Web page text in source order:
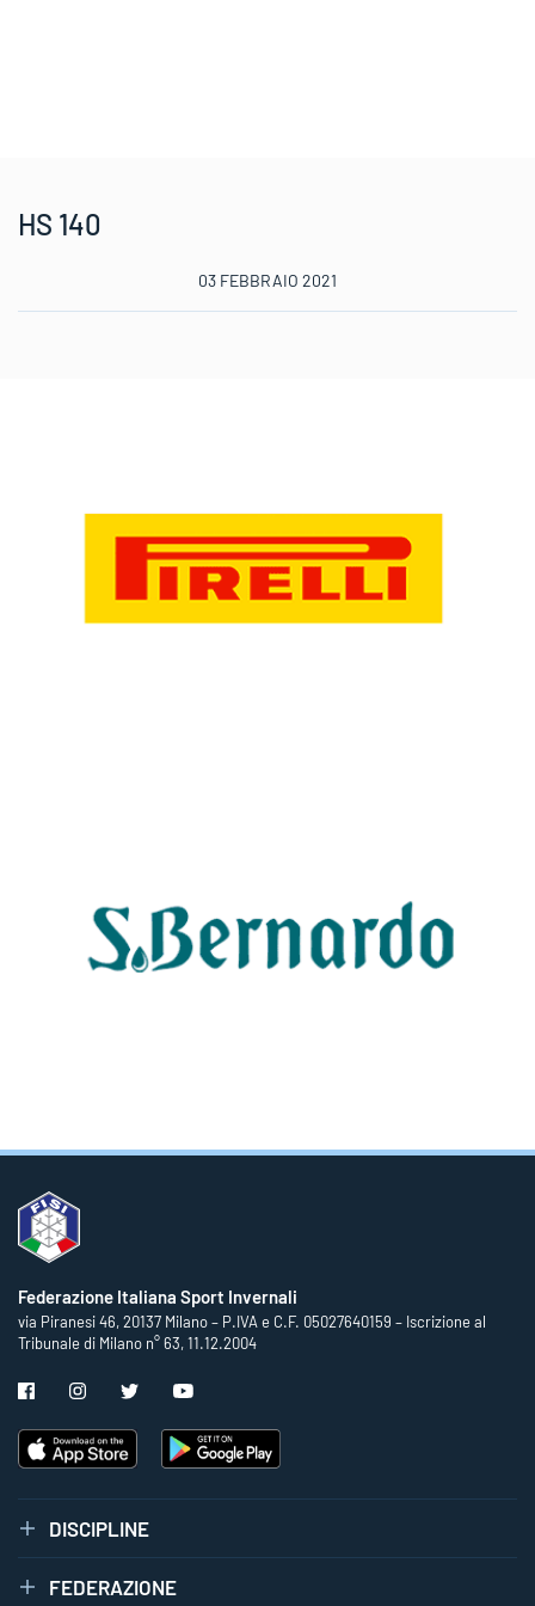
HS 140
03 FEBBRAIO 2021
Federazione Italiana Sport Invernali
via Piranesi 46, 20137 Milano – P.IVA e C.F. 05027640159 – Iscrizione al
Tribunale di Milano n° 63, 11.12.2004
DISCIPLINE
FEDERAZIONE